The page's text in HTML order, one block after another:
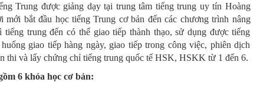
Trung được giảng dạy tại trung tâm tiếng trung uy tín Hoàng
mới bắt đầu học tiếng Trung cơ bản đến các chương trình nâng
trung đến có thể giao tiếp thành thạo, sử dụng được tiếng
giao tiếp hàng ngày, giao tiếp trong công việc, phiên dịch
thi và lấy chứng chỉ tiếng trung quốc tế HSK, HSKK từ 1 đến 6.
6 khóa học cơ bản: